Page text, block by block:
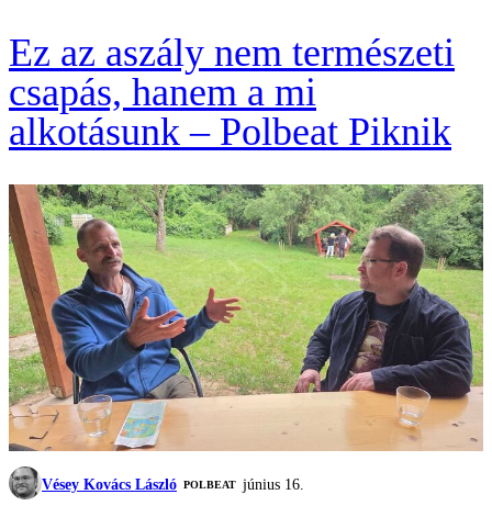
Ez az aszály nem természeti
csapás, hanem a mi
alkotásunk – Polbeat Piknik
Vésey Kovács László ‎POLBEAT június 16.